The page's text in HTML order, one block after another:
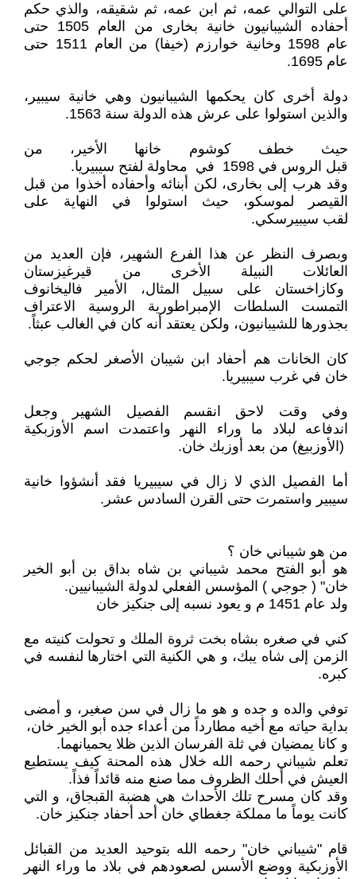
على التوالي عمه، ثم ابن عمه، ثم شقيقه، والذي حكم
أحفاده الشيبانيون خانية بخارى من العام 1505 حتى
عام 1598 وخانية خوارزم (خيفا) من العام 1511 حتى
عام 1695.
دولة أخرى كان يحكمها الشيبانيون وهي خانية سيبير،
والذين استولوا على عرش هذه الدولة سنة 1563.
حيث خطف كوشوم خانها الأخير، من
قبل الروس في 1598 في محاولة لفتح سيبيريا.
وقد هرب إلى بخارى، لكن أبنائه وأحفاده أخذوا من قبل
القيصر لموسكو، حيث استولوا في النهاية على
لقب سيبيرسكي.
وبصرف النظر عن هذا الفرع الشهير، فإن العديد من
العائلات النبيلة الأخرى من قيرغيزستان
وكازاخستان على سبيل المثال، الأمير فاليخانوف
التمست السلطات الإمبراطورية الروسية الاعتراف
بجذورها للشيبانيون، ولكن يعتقد أنه كان في الغالب عبثاً.
كان الخانات هم أحفاد ابن شيبان الأصغر لحكم جوجي
خان في غرب سيبيريا.
وفي وقت لاحق انقسم الفصيل الشهير وجعل
اندفاعه لبلاد ما وراء النهر واعتمدت اسم الأوزبكية
(الأوزبيغ) من بعد أوزبك خان.
أما الفصيل الذي لا زال في سيبيريا فقد أنشؤوا خانية
سيبير واستمرت حتى القرن السادس عشر.
من هو شيباني خان ؟
هو أبو الفتح محمد شيباني بن شاه بداق بن أبو الخير
خان" ( جوجي ) المؤسس الفعلي لدولة الشيبانيين.
ولد عام 1451 م و يعود نسبه إلى جنكيز خان
كني في صغره بشاه بخت ثروة الملك و تحولت كنيته مع
الزمن إلى شاه يبك، و هي الكنية التي اختارها لنفسه في
كبره.
توفي والده و جده و هو ما زال في سن صغير، و أمضى
بداية حياته مع أخيه مطارداً من أعداء جده أبو الخير خان،
و كانا يمضيان في ثلة الفرسان الذين ظلا يحميانهما.
تعلم شيباني رحمه الله خلال هذه المحنة كيف يستطيع
العيش في أحلك الظروف مما صنع منه قائداً فذاً.
وقد كان مسرح تلك الأحداث هي هضبة القبجاق، و التي
كانت يوماً ما مملكة جغطاي خان أحد أحفاد جنكيز خان.
قام "شيباني خان" رحمه الله بتوحيد العديد من القبائل
الأوزبكية ووضع الأسس لصعودهم في بلاد ما وراء النهر